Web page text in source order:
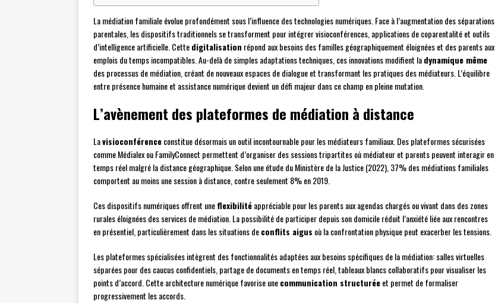
La médiation familiale évolue profondément sous l’influence des technologies numériques. Face à l’augmentation des séparations
parentales, les dispositifs traditionnels se transforment pour intégrer visioconférences, applications de coparentalité et outils
d’intelligence artificielle. Cettedigitalisation répond aux besoins des familles géographiquement éloignées et des parents aux
emplois du temps incompatibles. Au-delà de simples adaptations techniques, ces innovations modifient ladynamique même
des processus de médiation, créant de nouveaux espaces de dialogue et transformant les pratiques des médiateurs. L’équilibre
entre présence humaine et assistance numérique devient un défi majeur dans ce champ en pleine mutation.
L’avènement des plateformes de médiation à distance
Lavisioconférenceconstitue désormais un outil incontournable pour les médiateurs familiaux. Des plateformes sécurisées
comme Médialex ou FamilyConnect permettent d’organiser des sessions tripartites où médiateur et parents peuvent interagir en
temps réel malgré la distance géographique. Selon une étude du Ministère de la Justice (2022), 37% des médiations familiales
comportent au moins une session à distance, contre seulement 8% en 2019.
Ces dispositifs numériques offrent uneflexibilitéappréciable pour les parents aux agendas chargés ou vivant dans des zones
rurales éloignées des services de médiation. La possibilité de participer depuis son domicile réduit l’anxiété liée aux rencontres
en présentiel, particulièrement dans les situations deconflits aigus où la confrontation physique peut exacerber les tensions.
Les plateformes spécialisées intègrent des fonctionnalités adaptées aux besoins spécifiques de la médiation: salles virtuelles
séparées pour des caucus confidentiels, partage de documents en temps réel, tableaux blancs collaboratifs pour visualiser les
points d’accord. Cette architecture numérique favorise unecommunication structuréeet permet de formaliser
progressivement les accords.